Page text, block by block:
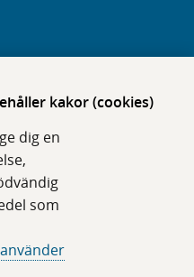
kakor (cookies)
dig en
som